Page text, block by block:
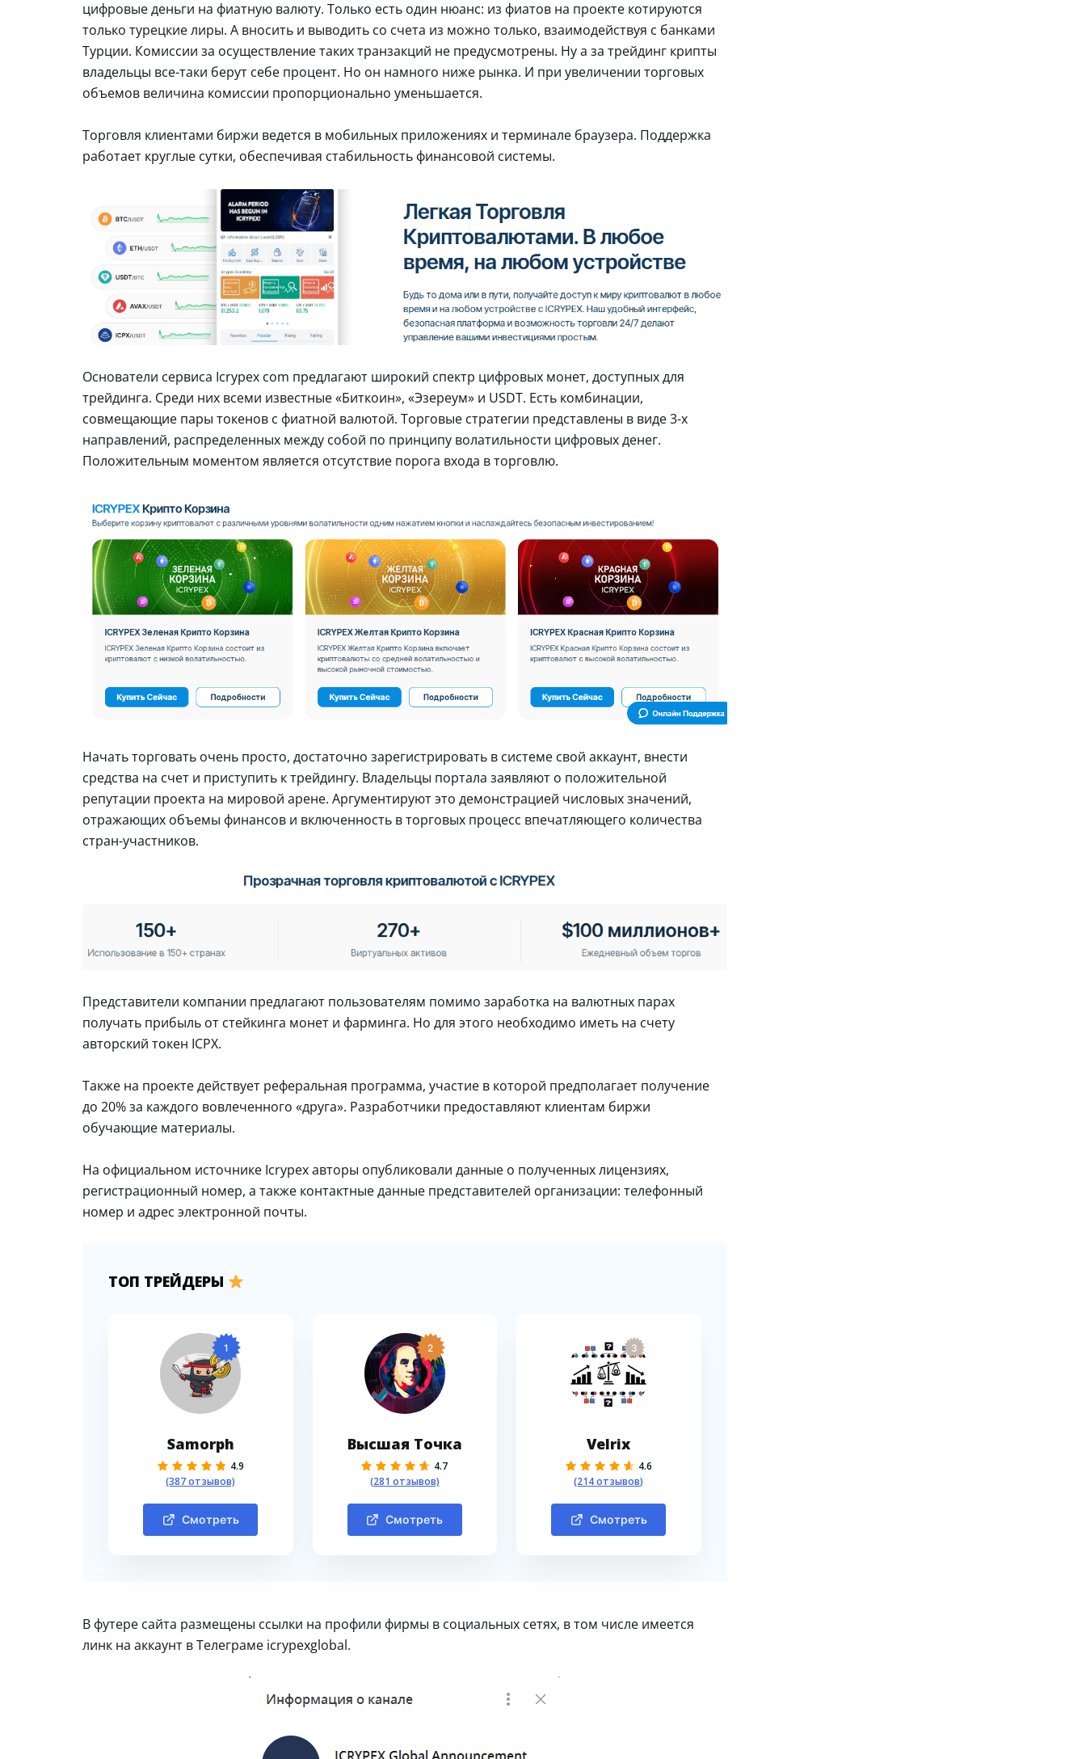
цифровые деньги на фиатную валюту. Только есть один нюанс: из фиатов на проекте котируются
только турецкие лиры. А вносить и выводить со счета из можно только, взаимодействуя с банками
Турции. Комиссии за осуществление таких транзакций не предусмотрены. Ну а за трейдинг крипты
владельцы все-таки берут себе процент. Но он намного ниже рынка. И при увеличении торговых
объемов величина комиссии пропорционально уменьшается.
Торговля клиентами биржи ведется в мобильных приложениях и терминале браузера. Поддержка
работает круглые сутки, обеспечивая стабильность финансовой системы.
Основатели сервиса Icrypex com предлагают широкий спектр цифровых монет, доступных для
трейдинга. Среди них всеми известные «Биткоин», «Эзереум» и USDT. Есть комбинации,
совмещающие пары токенов с фиатной валютой. Торговые стратегии представлены в виде 3-х
направлений, распределенных между собой по принципу волатильности цифровых денег.
Положительным моментом является отсутствие порога входа в торговлю.
Начать торговать очень просто, достаточно зарегистрировать в системе свой аккаунт, внести
средства на счет и приступить к трейдингу. Владельцы портала заявляют о положительной
репутации проекта на мировой арене. Аргументируют это демонстрацией числовых значений,
отражающих объемы финансов и включенность в торговых процесс впечатляющего количества
стран-участников.
Представители компании предлагают пользователям помимо заработка на валютных парах
получать прибыль от стейкинга монет и фарминга. Но для этого необходимо иметь на счету
авторский токен ICPX.
Также на проекте действует реферальная программа, участие в которой предполагает получение
до 20% за каждого вовлеченного «друга». Разработчики предоставляют клиентам биржи
обучающие материалы.
На официальном источнике Icrypex авторы опубликовали данные о полученных лицензиях,
регистрационный номер, а также контактные данные представителей организации: телефонный
номер и адрес электронной почты.
ТОП ТРЕЙДЕРЫ
1
Samorph
4.9
(387 отзывов)
Смотреть
2
Высшая Точка
4.7
(281 отзывов)
Смотреть
3
Velrix
4.6
(214 отзывов)
Смотреть
В футере сайта размещены ссылки на профили фирмы в социальных сетях, в том числе имеется
линк на аккаунт в Телеграме icrypexglobal.